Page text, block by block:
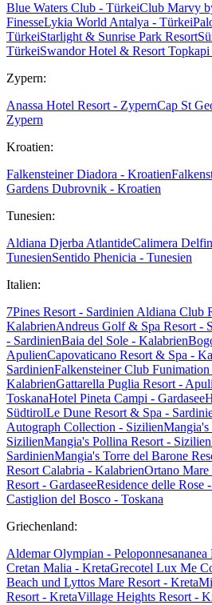
Blue Waters Club - TürkeiClub Marvy
FinesseLykia World Antalya - Türkei
TürkeiStarlight & Sunrise Park Resort
TürkeiSwandor Hotel & Resort Topkapi
Zypern:
Anassa Hotel Resort - ZypernCap St
Zypern
Kroatien:
Falkensteiner Diadora - Kroatien
Gardens Dubrovnik - Kroatien
Tunesien:
Aldiana Djerba AtlantideCalimera
TunesienSentido Phenicia - Tunesien
Italien:
7Pines Resort - Sardinien Aldiana Club
KalabrienAndreus Golf & Spa Resort -
- SardinienBaia del Sole - Kalabrien
ApulienCapovaticano Resort & Spa -
SardinienFalkensteiner Club
KalabrienGattarella Puglia Resort -
ToskanaHotel Pineta Campi - Gardasee
SüdtirolLe Dune Resort & Spa -
Autograph Collection - SizilienMangia's
SizilienMangia's Pollina Resort - Sizilien
SardinienMangia's Torre del Barone
Resort Calabria - KalabrienOrtano Mare
Resort - GardaseeResidence delle Rose
Castiglion del Bosco - Toskana
Griechenland:
Aldemar Olympian - Peloponnes
Cretan Malia - KretaGrecotel Lux Me
Beach und Lyttos Mare Resort - Kreta
Resort - KretaVillage Heights Resort -